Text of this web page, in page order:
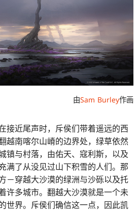
由Sam Burley作画
接近尾声时，斥侯们带着遥远的西
越南喀尔山嵴的边界处，绿草依然
镇与村落，由佑天、寇利斯，以及
满了从没见过山下积雪的人们。那
－穿越大沙漠的绿洲与沙砾以及托
许多城市。翻越大沙漠就是一个未
世界。斥侯们确信这一点，因此凯